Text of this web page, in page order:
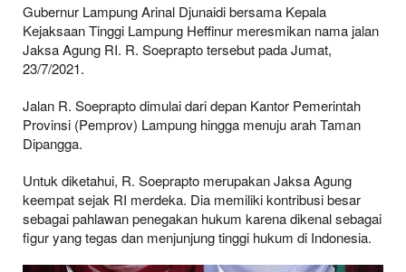
Gubernur Lampung Arinal Djunaidi bersama Kepala
Kejaksaan Tinggi Lampung Heffinur meresmikan nama jalan
Jaksa Agung RI. R. Soeprapto tersebut pada Jumat,
23/7/2021.
Jalan R. Soeprapto dimulai dari depan Kantor Pemerintah
Provinsi (Pemprov) Lampung hingga menuju arah Taman
Dipangga.
Untuk diketahui, R. Soeprapto merupakan Jaksa Agung
keempat sejak RI merdeka. Dia memiliki kontribusi besar
sebagai pahlawan penegakan hukum karena dikenal sebagai
figur yang tegas dan menjunjung tinggi hukum di Indonesia.